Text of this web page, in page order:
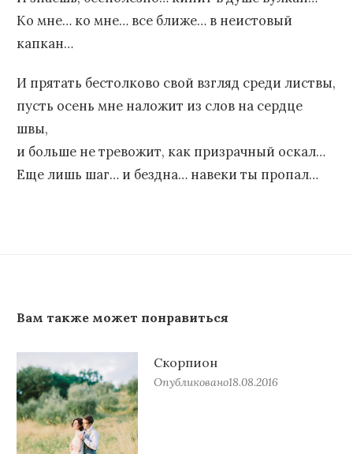
Ко мне… ко мне… все ближе… в неистовый
капкан…
И прятать бестолково свой взгляд среди листвы,
пусть осень мне наложит из слов на сердце
швы,
и больше не тревожит, как призрачный оскал…
Еще лишь шаг… и бездна… навеки ты пропал…
Вам также может понравиться
Скорпион
Опубликовано18.08.2016